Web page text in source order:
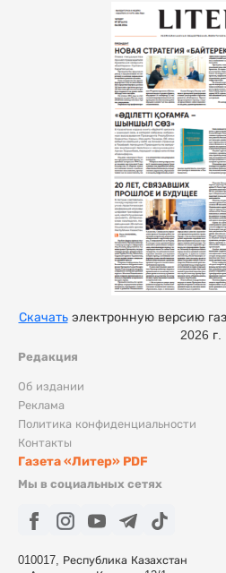
Редакция
Об издании
Реклама
Политика конфиденциальности
Контакты
Газета «Литер» PDF
Мы в социальных сетях
010017, Республика Казахстан
Скачатьэлектронную версию
2026 г.